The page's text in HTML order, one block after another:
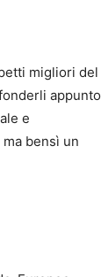
migliori del
appunto
e
bensì un